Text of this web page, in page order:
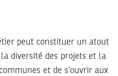
peut constituer un atout
diversité des projets et la
et de s’ouvrir aux